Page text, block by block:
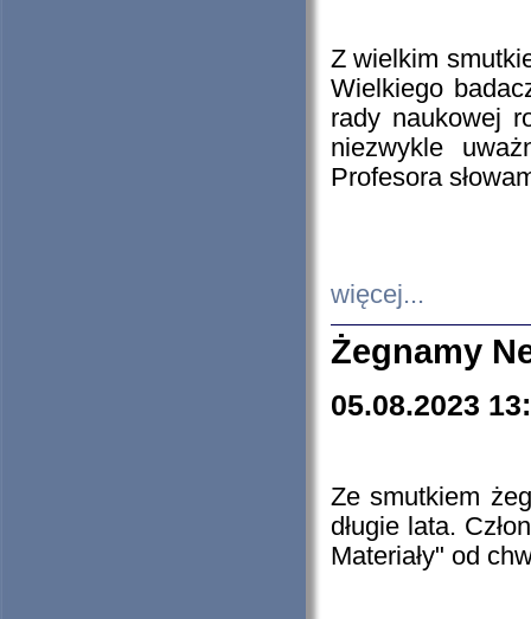
Z wielkim
Wielkiego
rady naukowej
niezwykle
Profesora
więcej...
Żegnamy
05.08.2023
Ze smutkiem
długie lata.
Materiały" od